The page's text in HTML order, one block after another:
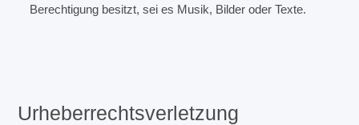
Berechtigung besitzt, sei es Musik, Bilder oder Texte.
Urheberrechtsverletzung